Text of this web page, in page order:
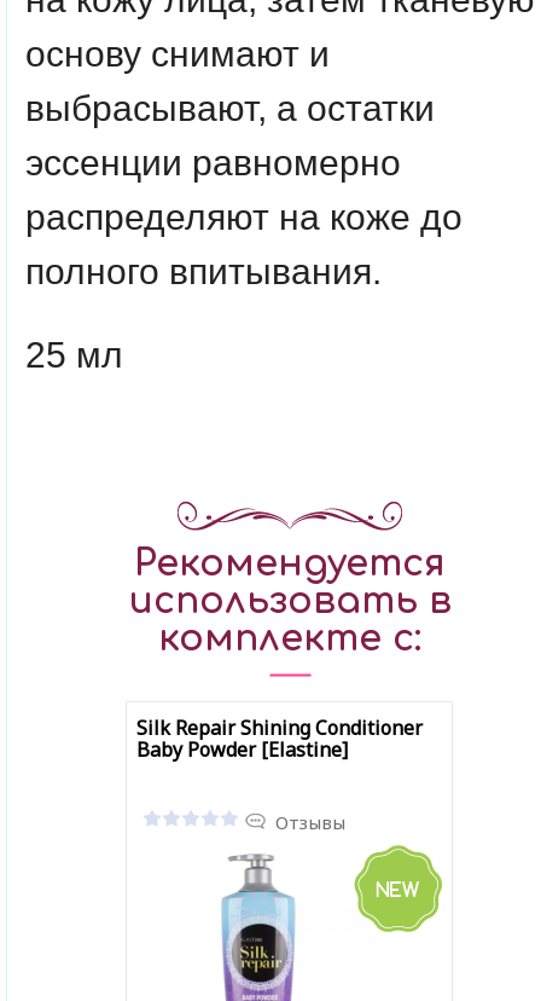
основу снимают и
выбрасывают, а остатки
эссенции равномерно
распределяют на коже до
полного впитывания.
25 мл
Рекомендуется
использовать в
комплекте с:
Silk Repair Shining Conditioner
Baby Powder [Elastine]
Отзывы